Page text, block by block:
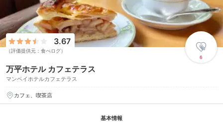
万平ホテル カフェテラス
マンペイホテルカフェテラス
3.67
（評価提供元：食べログ）
6
カフェ、喫茶店
基本情報